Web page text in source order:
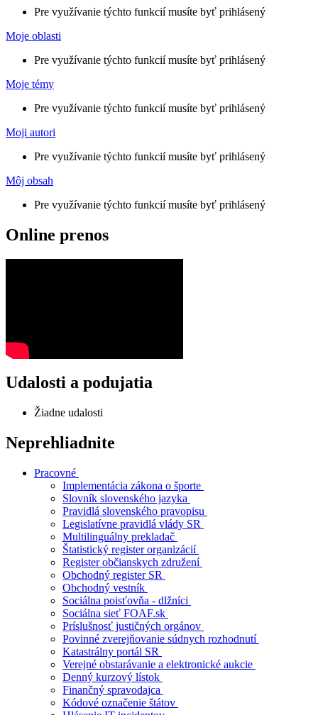
Pamätať prihlásenie
Registrácia
Zabudnuté heslo
Moje kategórie
Pre využívanie týchto funkcií musíte byť prihlásený
Moje oblasti
Pre využívanie týchto funkcií musíte byť prihlásený
Moje témy
Pre využívanie týchto funkcií musíte byť prihlásený
Moji autori
Pre využívanie týchto funkcií musíte byť prihlásený
Môj obsah
Neprehliadnite
Pracovné
Implementácia zákona o športe
Slovník slovenského jazyka
Pravidlá slovenského pravopisu
Legislatívne pravidlá vlády SR
Multilinguálny prekladač
Štatistický register organizácií
Register občianskych združení
Obchodný register SR
Obchodný vestník
Sociálna poisťovňa - dlžníci
Sociálna sieť FOAF.sk
Príslušnosť justičných orgánov
Povinné zverejňovanie súdnych rozhodnutí
Katastrálny portál SR
Verejné obstarávanie a elektronické aukcie